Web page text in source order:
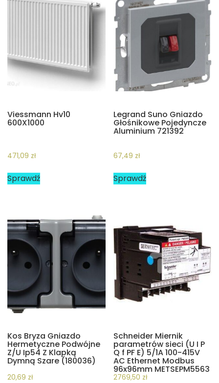
Viessmann Hv10
600X1000
471,09 zł
Sprawdź
Legrand Suno Gniazdo
Głośnikowe Pojedyncze
Aluminium 721392
67,49 zł
Sprawdź
Kos Bryza Gniazdo
Hermetyczne Podwójne
Z/U Ip54 Z Klapką
Dymną Szare (180036)
20,69 zł
Schneider Miernik
parametrów sieci (U I P
Q f PF E) 5/1A 100-415V
AC Ethernet Modbus
96x96mm METSEPM5563
2769,50 zł